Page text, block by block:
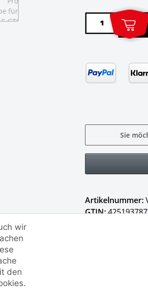
Sie
Artikelnummer:
GTIN:
- Bewertungen Frage
wir
den